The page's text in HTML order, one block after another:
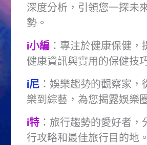
深度分析，引領您一探未
勢。
i小編：專注於健康保健，
健康資訊與實用的保健技
i尼：娛樂趨勢的觀察家，
樂到綜藝，為您揭露娛樂
i特：旅行趨勢的愛好者，
行攻略和最佳旅行目的地。